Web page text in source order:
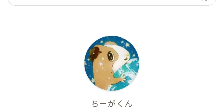
ちーがくん